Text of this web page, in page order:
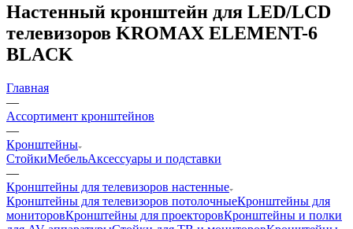
Настенный кронштейн для LED/LCD
телевизоров KROMAX ELEMENT-6
BLACK
Главная
—
Ассортимент кронштейнов
—
Кронштейны
СтойкиМебельАксессуары и подставки
—
Кронштейны для телевизоров настенные
Кронштейны для телевизоров потолочныеКронштейны для
мониторовКронштейны для проекторовКронштейны и полки